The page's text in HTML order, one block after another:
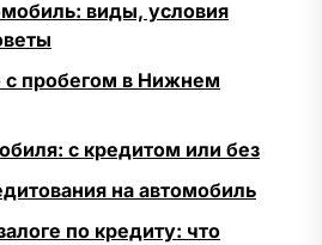
виды, условия
с пробегом в Нижнем
с кредитом или без
на автомобиль
по кредиту: что